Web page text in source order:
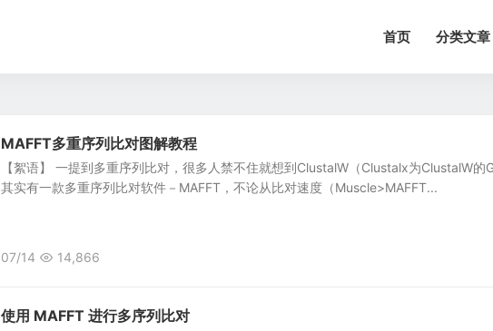
首页 分类文章
MAFFT多重序列比对图解教程
【絮语】 一提到多重序列比对，很多人禁不住就想到ClustalW（Clustalx为ClustalW的
其实有一款多重序列比对软件－MAFFT，不论从比对速度（Muscle>MAFFT...
07/14 14,866
使用 MAFFT 进行多序列比对